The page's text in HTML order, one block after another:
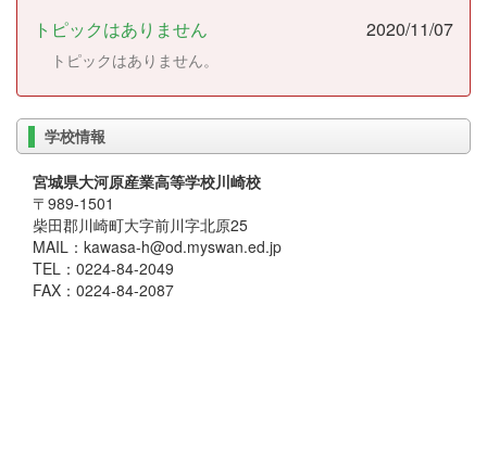
トピックはありません 2020/11/07
トピックはありません。
学校情報
宮城県大河原産業高等学校川崎校
〒989-1501
柴田郡川崎町大字前川字北原25
MAIL：kawasa-h@od.myswan.ed.jp
TEL：0224-84-2049
FAX：0224-84-2087